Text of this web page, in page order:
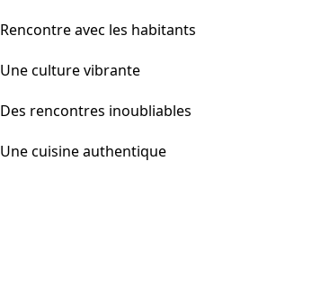
Rencontre avec les habitants
Une culture vibrante
Des rencontres inoubliables
Une cuisine authentique